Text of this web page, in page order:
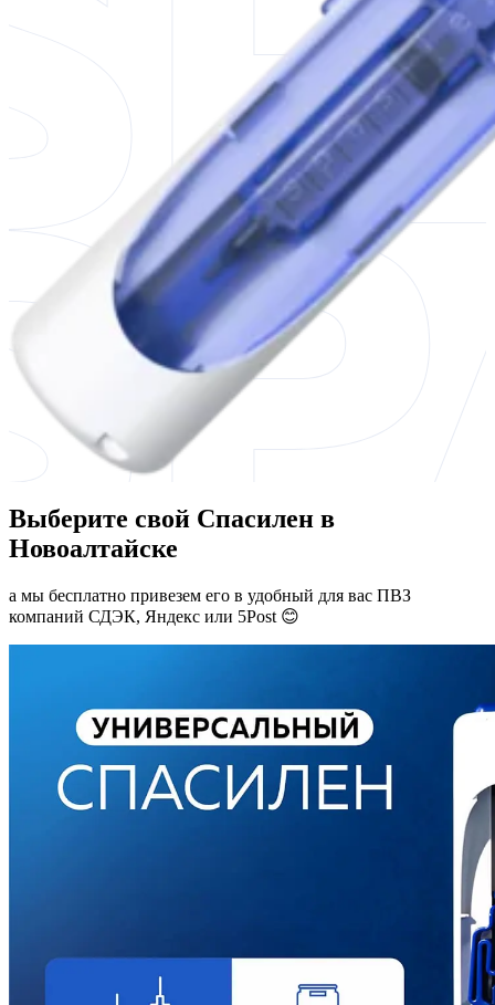
Выберите свой Спасилен в
Новоалтайске
а мы бесплатно привезем его в удобный для вас ПВЗ
компаний СДЭК, Яндекс или 5Post 😊